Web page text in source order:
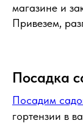
магазине и
Привезем,
Посадка
Посадим
гортензии в